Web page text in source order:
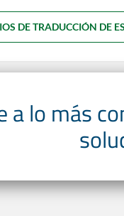
DE TRADUCCIÓN DE
a lo más